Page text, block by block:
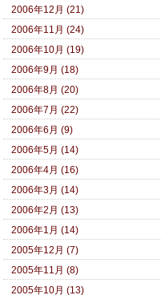
2006年12月 (21)
2006年11月 (24)
2006年10月 (19)
2006年9月 (18)
2006年8月 (20)
2006年7月 (22)
2006年6月 (9)
2006年5月 (14)
2006年4月 (16)
2006年3月 (14)
2006年2月 (13)
2006年1月 (14)
2005年12月 (7)
2005年11月 (8)
2005年10月 (13)